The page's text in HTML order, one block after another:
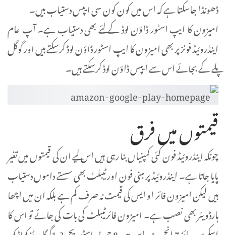
ڈھونڈا جاسکتا ہے کہ اس میں کون کون سی ایپس دستیاب ہیں۔
امیزون کا ایپ اسٹور ڈاؤن لوڈ کے لئے بھی دستیاب ہے۔ آپ عام
اینڈروئیڈ فونز پر بھی امیزون کا ایپ اسٹور ڈاؤن لوڈ کرسکتے ہیں اور گوگل
پلے کے بجائے اس سے ایپس ڈاؤن لوڈ کرسکتے ہیں۔
قیمتوں میں فرق
چونکہ اینڈروئیڈ فون کئی کمپنیاں بنا رہی ہیں اس لیے ان کی قیمتوں میں تغیر
پایا جاتا ہے۔ اینڈروئیڈ پر مبنی فون اور ٹیبلٹ بھی سستے داموں دستیاب
ہیں لیکن امیزون فائر او ایس کی قیمت نہ صرف کم ہے بلکہ ان میں اچھا
ہارڈویئر بھی نصب ہے۔ امیزون فائرٹیبلٹ کی بات کی جائے تو اس کا